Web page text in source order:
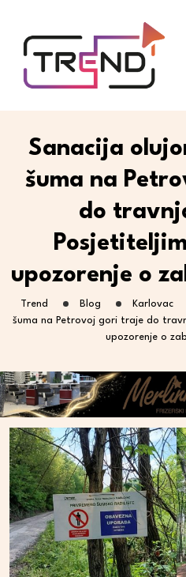
Sanacija
šuma na
do
upozorenje o
Trend Blog Karlovac
šuma na Petrovoj gori traje do
upozorenje o